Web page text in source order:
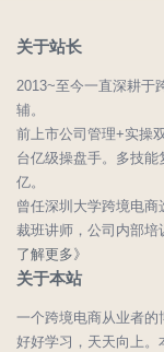
关于站长
2013~至今一直深耕于
辅。
前上市公司管理+实操
台亿级操盘手。多技能
亿。
曾任深圳大学跨境电
裁班讲师，公司内部培
了解更多》
关于本站
一个跨境电商从业者的
好好学习，天天向上